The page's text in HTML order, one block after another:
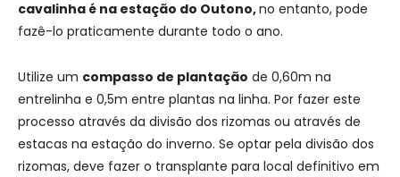
cavalinha é na estação do Outono,no entanto, pode
fazê-lo praticamente durante todo o ano.
Utilize um compasso de plantação de 0,60m na
entrelinha e 0,5m entre plantas na linha. Por fazer este
processo através da divisão dos rizomas ou através de
estacas na estação do inverno. Se optar pela divisão dos
rizomas, deve fazer o transplante para local definitivo em